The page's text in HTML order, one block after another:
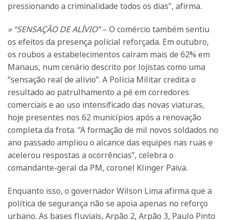
pressionando a criminalidade todos os dias”, afirma.
» “SENSAÇÃO DE ALÍVIO”– O comércio também sentiu
os efeitos da presença policial reforçada. Em outubro,
os roubos a estabelecimentos caíram mais de 62% em
Manaus, num cenário descrito por lojistas como uma
“sensação real de alívio”. A Polícia Militar credita o
resultado ao patrulhamento a pé em corredores
comerciais e ao uso intensificado das novas viaturas,
hoje presentes nos 62 municípios após a renovação
completa da frota. “A formação de mil novos soldados no
ano passado ampliou o alcance das equipes nas ruas e
acelerou respostas a ocorrências”, celebra o
comandante-geral da PM, coronel Klinger Paiva.
Enquanto isso, o governador Wilson Lima afirma que a
política de segurança não se apoia apenas no reforço
urbano. As bases fluviais, Arpão 2, Arpão 3, Paulo Pinto